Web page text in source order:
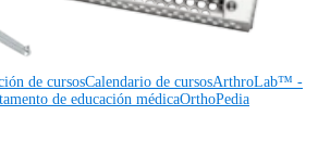
de cursosCalendario de cursosArthroLab™ -
de educación médicaOrthoPedia